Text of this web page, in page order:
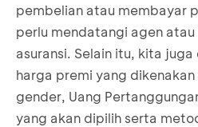
pembelian atau membayar
perlu mendatangi agen
asuransi. Selain itu, kita
harga premi yang dikenakan
gender, Uang
yang akan dipilih serta